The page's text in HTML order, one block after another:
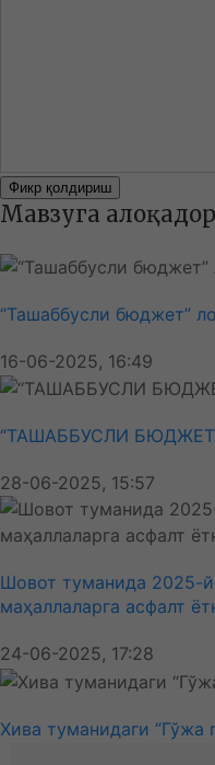
Фикр қолдириш
Мавзуга
“Ташаббусли бюджет”
16-06-2025, 16:49
“ТАШАББУСЛИ
28-06-2025, 15:57
Шовот туманида 2025-
маҳаллаларга асфалт
24-06-2025, 17:28
Хива туманидаги “Гўжа